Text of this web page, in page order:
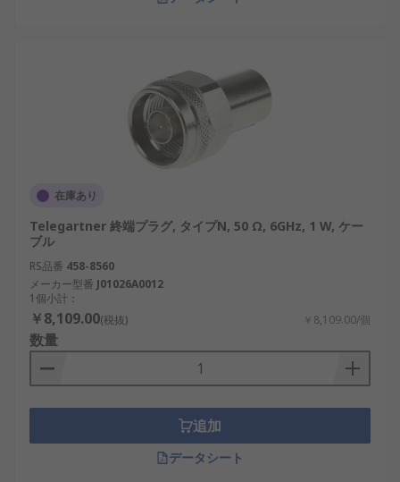
在庫あり
Telegartner 終端プラグ, タイプN, 50 Ω, 6GHz, 1 W, ケー
ブル
RS品番 458-8560
メーカー型番 J01026A0012
1個小計：
￥8,109.00(税抜) ￥8,109.00/個
数量
追加
データシート